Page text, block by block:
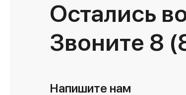
Остались
Звоните 8
Напишите нам